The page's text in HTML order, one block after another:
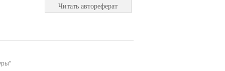
Читать автореферат